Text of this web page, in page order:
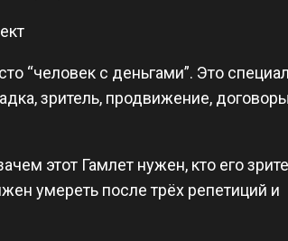
“человек с деньгами”. Это
зритель, продвижение,
этот Гамлет нужен, кто его
умереть после трёх репетиций и